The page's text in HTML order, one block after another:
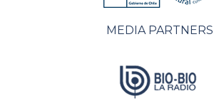
MEDIA PARTNERS